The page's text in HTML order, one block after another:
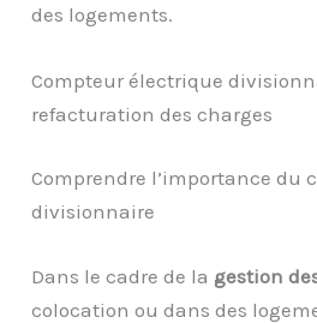
des logements.
Compteur électrique
refacturation des charges
Comprendre l’importance du
divisionnaire
Dans le cadre de la gestion
colocation ou dans des